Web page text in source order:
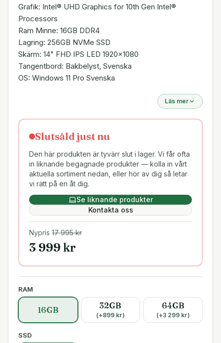
Grafik: Intel® UHD Graphics for 10th Gen Intel®
Processors
Ram Minne: 16GB DDR4
Lagring: 256GB NVMe SSD
Skärm: 14" FHD IPS LED 1920x1080
Tangentbord: Bakbelyst, Svenska
OS: Windows 11 Pro Svenska
Läs mer
Slutsåld just nu
Den här produkten är tyvärr slut i lager. Vi får ofta
in liknande begagnade produkter — kolla in vårt
aktuella sortiment nedan, eller hör av dig så letar
vi rätt på en åt dig.
Se liknande produkter
Kontakta oss
Nypris 17 995kr
3 999 kr
RAM
16GB 32GB
(+899kr)
64GB
(+3 299kr)
SSD